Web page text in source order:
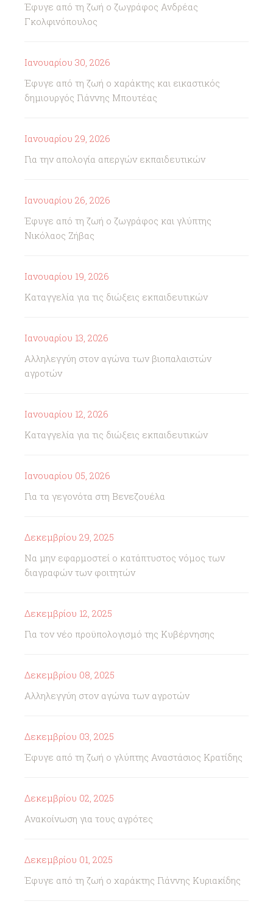
Έφυγε από τη ζωή ο ζωγράφος Ανδρέας
Γκολφινόπουλος
Ιανουαρίου 30, 2026
Έφυγε από τη ζωή ο χαράκτης και εικαστικός
δημιουργός Γιάννης Μπουτέας
Ιανουαρίου 29, 2026
Για την απολογία απεργών εκπαιδευτικών
Ιανουαρίου 26, 2026
Έφυγε από τη ζωή ο ζωγράφος και γλύπτης
Νικόλαος Ζήβας
Ιανουαρίου 19, 2026
Καταγγελία για τις διώξεις εκπαιδευτικών
Ιανουαρίου 13, 2026
Αλληλεγγύη στον αγώνα των βιοπαλαιστών
αγροτών
Ιανουαρίου 12, 2026
Καταγγελία για τις διώξεις εκπαιδευτικών
Ιανουαρίου 05, 2026
Για τα γεγονότα στη Βενεζουέλα
Δεκεμβρίου 29, 2025
Να μην εφαρμοστεί ο κατάπτυστος νόμος των
διαγραφών των φοιτητών
Δεκεμβρίου 12, 2025
Για τον νέο προϋπολογισμό της Κυβέρνησης
Δεκεμβρίου 08, 2025
Αλληλεγγύη στον αγώνα των αγροτών
Δεκεμβρίου 03, 2025
Έφυγε από τη ζωή ο γλύπτης Αναστάσιος Κρατίδης
Δεκεμβρίου 02, 2025
Ανακοίνωση για τους αγρότες
Δεκεμβρίου 01, 2025
Έφυγε από τη ζωή ο χαράκτης Γιάννης Κυριακίδης